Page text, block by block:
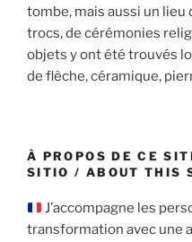
tombe, mais aussi un
trocs, de cérémonies
objets y ont été trouvés
de flèche, céramique,
À PROPOS DE CE
SITIO / ABOUT THIS
J’accompagne les
transformation avec une